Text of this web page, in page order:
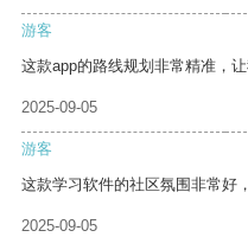
游客
这款app的路线规划非常精准，
2025-09-05
游客
这款学习软件的社区氛围非常好
2025-09-05